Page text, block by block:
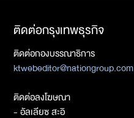
ติดต่อกรุงเทพธุรกิจ
ติดต่อกองบรรณาธิการ
ktwebeditor@nationgroup.com
ติดต่อลงโฆษณา
- อัลเลียซ สะอิ